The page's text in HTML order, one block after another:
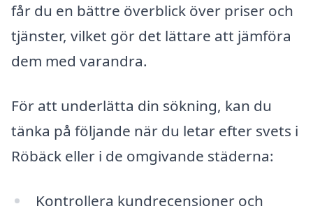
får du en bättre överblick över priser och
tjänster, vilket gör det lättare att jämföra
dem med varandra.
För att underlätta din sökning, kan du
tänka på följande när du letar efter svets i
Röbäck eller i de omgivande städerna:
Kontrollera kundrecensioner och